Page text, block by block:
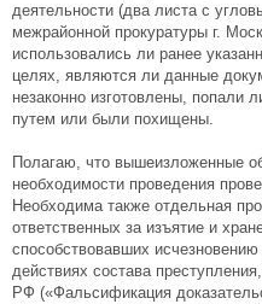
деятельности (два листа с
межрайонной прокуратуры г.
использовались ли ранее
целях, являются ли данные
незаконно изготовлены, попали
путем или были похищены.
Полагаю, что вышеизложенные
необходимости проведения
Необходима также отдельная
ответственных за изъятие и
способствовавших
действиях состава
РФ («Фальсификация